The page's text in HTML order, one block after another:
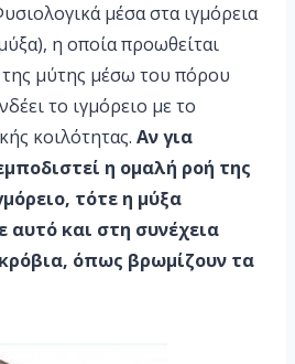
μέσα στα ιγμόρεια
η οποία προωθείται
μύτης μέσω του πόρου
το ιγμόρειο με το
κοιλότητας. Αν για
η ομαλή ροή της
τότε η μύξα
αυτό και στη συνέχεια
όπως βρωμίζουν τα